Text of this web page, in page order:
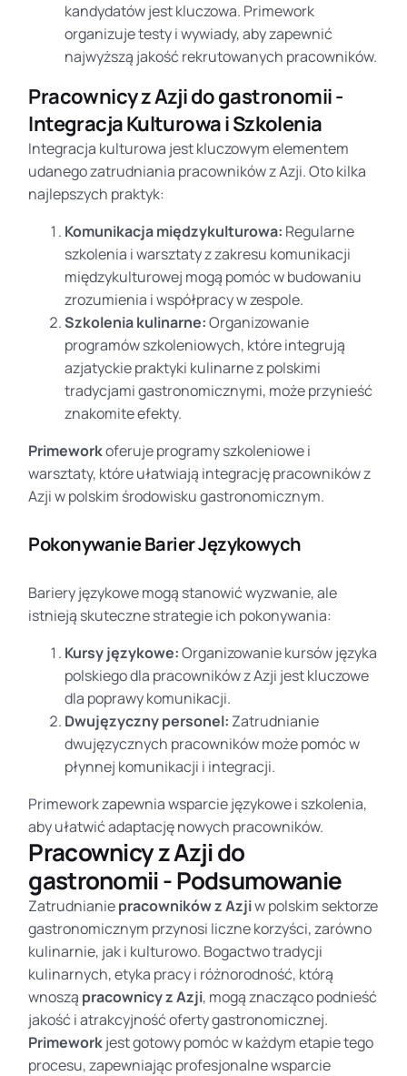
kandydatów jest kluczowa. Primework
organizuje testy i wywiady, aby zapewnić
najwyższą jakość rekrutowanych pracowników.
Pracownicy z Azji do gastronomii -
Integracja Kulturowa i Szkolenia
Integracja kulturowa jest kluczowym elementem
udanego zatrudniania pracowników z Azji. Oto kilka
najlepszych praktyk:
Komunikacja międzykulturowa: Regularne
szkolenia i warsztaty z zakresu komunikacji
międzykulturowej mogą pomóc w budowaniu
zrozumienia i współpracy w zespole.
Szkolenia kulinarne:Organizowanie
programów szkoleniowych, które integrują
azjatyckie praktyki kulinarne z polskimi
tradycjami gastronomicznymi, może przynieść
znakomite efekty.
Primeworkoferuje programy szkoleniowe i
warsztaty, które ułatwiają integrację pracowników z
Azji w polskim środowisku gastronomicznym.
Pokonywanie Barier Językowych
Bariery językowe mogą stanowić wyzwanie, ale
istnieją skuteczne strategie ich pokonywania:
Kursy językowe:Organizowanie kursów języka
polskiego dla pracowników z Azji jest kluczowe
dla poprawy komunikacji.
Dwujęzyczny personel: Zatrudnianie
dwujęzycznych pracowników może pomóc w
płynnej komunikacji i integracji.
Primework zapewnia wsparcie językowe i szkolenia,
aby ułatwić adaptację nowych pracowników.
Pracownicy z Azji do
gastronomii - Podsumowanie
Zatrudnianiepracowników z Azjiw polskim sektorze
gastronomicznym przynosi liczne korzyści, zarówno
kulinarnie, jak i kulturowo. Bogactwo tradycji
kulinarnych, etyka pracy i różnorodność, którą
wnoszą pracownicy z Azji, mogą znacząco podnieść
jakość i atrakcyjność oferty gastronomicznej.
Primeworkjest gotowy pomóc w każdym etapie tego
procesu, zapewniając profesjonalne wsparcie